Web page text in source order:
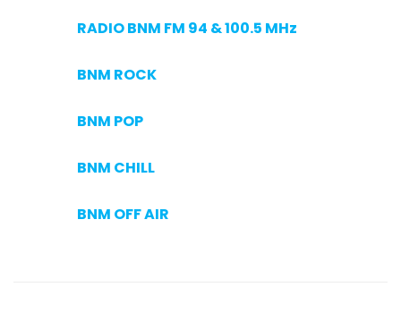
RADIO BNM FM 94 & 100.5 MHz
BNM ROCK
BNM POP
BNM CHILL
BNM OFF AIR